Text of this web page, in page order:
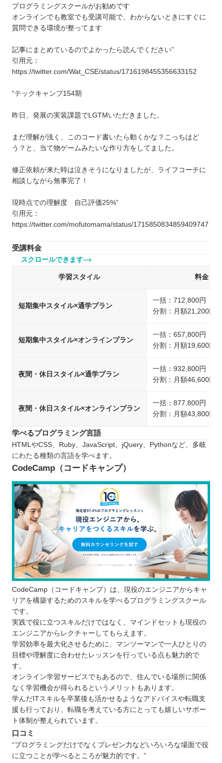
プログラミングスクールがお勧めです
オンラインでも教室でも受講可能で、わからないときにすぐに
質問できる環境が整ってます
記事にまとめているのでよかったら読んでください”
引用元：
https://twitter.com/Wat_CSE/status/1716198455356633152
“テックキャンプ154期
昨日、発展の実装課題でLGTMいただきました。
まだ理解が浅く、このコード書いたら動くかな？こっちはど
う？と、当て物ゲームみたいな作り方をしてました。
修正依頼が来た時は泣きそうになりましたが、ライフコーチに
相談しながら無事完了！
現時点での理解度 自己評価25%”
引用元：
https://twitter.com/mofutomama/status/1715850834859409747
受講料金
スクロールできます
学習スタイル 料金
短期集中スタイル×通学プラン
一括：712,800円（税
分割：月額21,200円
短期集中スタイル×オンラインプラン
一括：657,800円（税
分割：月額19,600円
夜間・休日スタイル×通学プラン
一括：932,800円（税
分割：月額46,600円
夜間・休日スタイル×オンラインプラン
一括：877,800円（税
分割：月額43,800円
学べるプログラミング言語
HTMLやCSS、Ruby、JavaScript、jQuery、Pythonなど、多岐
にわたる種類の言語を学べます。
CodeCamp（コードキャンプ）
CodeCamp（コードキャンプ）は、現役のエンジニアからキャ
リアを構築するためのスキルを学べるプログラミングスクール
です。
実践で役に立つスキルだけではなく、マインドセットも現役の
エンジニアからレクチャーしてもらえます。
学習効率を最大化させるために、マンツーマンで一人ひとりの
目標や理解度に合わせたレッスンを行っている点も魅力的で
す。
オンライン学習サービスでもあるので、住んでいる場所に関係
なく学習機会が得られるというメリットもあります。
学んだITスキルを卒業後も活かせるようなアドバイスや転職支
援も行っており、転職を考えている方にとっても嬉しいサポー
ト体制が整えられています。
口コミ
“プログラミングだけでなくプレゼン力などいろいろな場面で役
に立つことが学べるところが魅力的です。”